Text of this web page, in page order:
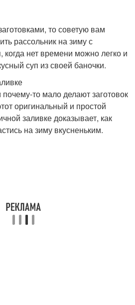
то советую вам
рассольник на зиму с
нет времени можно легко и
суп из своей баночки.
то мало делают заготовок
оригинальный и простой
заливке доказывает, как
на зиму вкусненьким.